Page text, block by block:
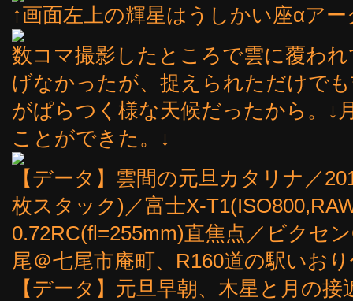
↑画面左上の輝星はうしかい座αア
数コマ撮影したところで雲に覆わ
げなかったが、捉えられただけで
がぱらつく様な天候だったから。↓
ことができた。↓
【データ】雲間の元旦カタリナ／
枚スタック)／富士X-
0.72RC(fl=255mm)直焦点／ビクセ
尾＠七尾市庵町、R160道の駅いお
【データ】元旦早朝、木星と月の